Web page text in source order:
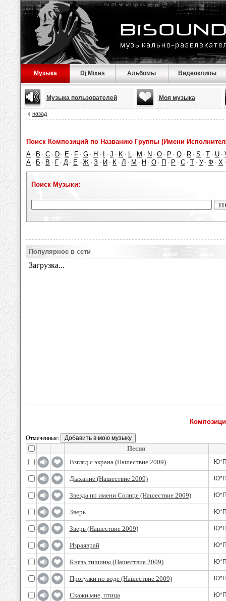
Музыка Dj Mixes Альбомы Видеоклипы
Музыка пользователей Моя музыка
назад
Поиск Композиций по Названию Группы (Имени
A · B · C · D · E · F · G · H · · J · K · L · M · N · O · P · Q · R · S · T · U ·
А · Б · В · Г · Д · Е · Ж · З · И · К · Л · М · Н · О · П · Р · С · Т · У · Ф · Х
Поиск Музыки:
Популярное в сети
Отмеченные:
Песня
Взгляд с экрана (Нашествие 2009)
Дыхание (Нашествие 2009)
Звезда по имени Солнце (Нашествие 2009)
Зверь
Зверь (Нашествие 2009)
Израяврай
Князь тишины (Нашествие 2009)
Прогулки по воде (Нашествие 2009)
Скажи мне, птица